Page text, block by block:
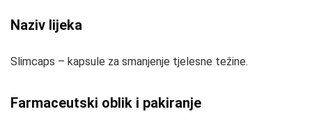
Naziv lijeka
Slimcaps – kapsule za smanjenje tjelesne težine.
Farmaceutski oblik i pakiranje